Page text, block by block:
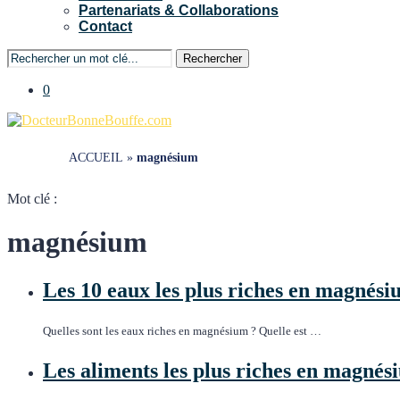
Partenariats & Collaborations
Contact
Rechercher
0
ACCUEIL » magnésium
Mot clé :
magnésium
Les 10 eaux les plus riches en
Quelles sont les eaux riches en magnésium ? Quelle est …
Les aliments les plus riches en